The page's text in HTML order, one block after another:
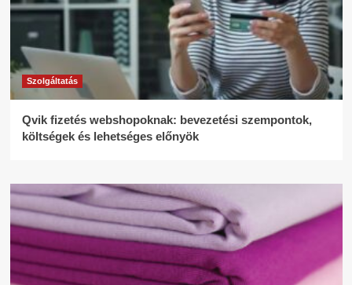
Szolgáltatás
Qvik fizetés webshopoknak: bevezetési szempontok,
költségek és lehetséges előnyök